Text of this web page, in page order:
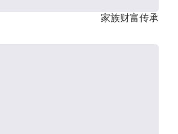
家族财富传承